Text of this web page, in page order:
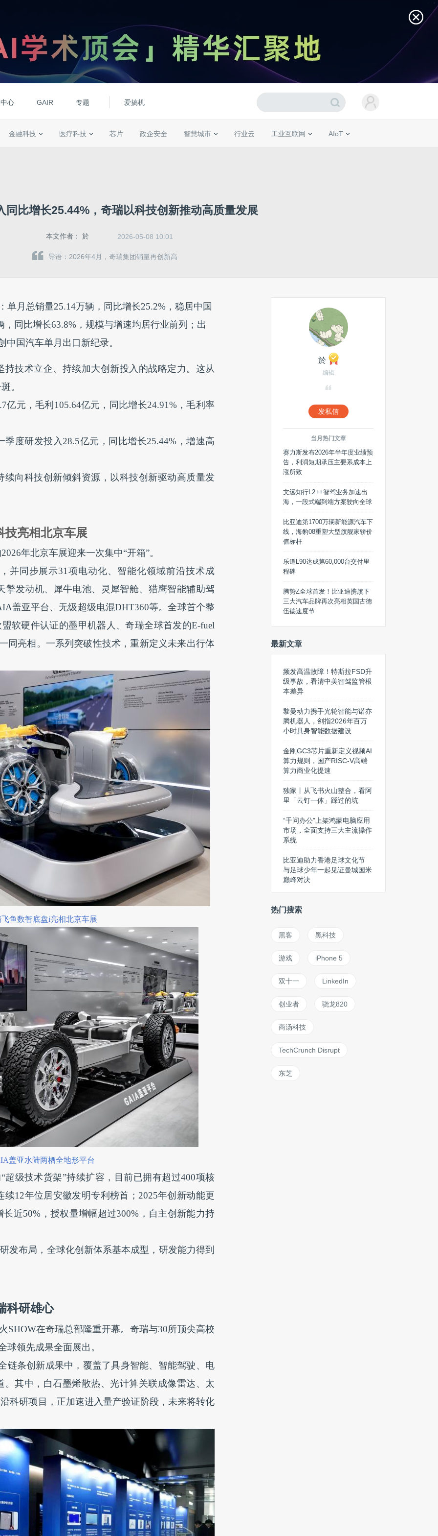
心 GAIR 专题 爱搞机
金融科技 医疗科技 芯片 政企安全 智慧城市 行业云 工业互联网 AIoT
同比增长25.44%，奇瑞以科技创新推动高质量发展
本文作者： 於 2026-05-08 10:01
导语：2026年4月，奇瑞集团销量再创新高
单月总销量25.14万辆，同比增长25.2%，稳居中国
同比增长63.8%，规模与增速均居行业前列；出
中国汽车单月出口新纪录。
技术立企、持续加大创新投入的战略定力。这从
。
亿元，毛利105.64亿元，同比增长24.91%，毛利率
度研发投入28.5亿元，同比增长25.44%，增速高
向科技创新倾斜资源，以科技创新驱动高质量发
技亮相北京车展
年北京车展迎来一次集中“开箱”。
并同步展示31项电动化、智能化领域前沿技术成
擎发动机、犀牛电池、灵犀智舱、猎鹰智能辅助驾
盖亚平台、无级超级电混DHT360等。全球首个整
软硬件认证的墨甲机器人、奇瑞全球首发的E-fuel
同亮相。一系列突破性技术，重新定义未来出行体
鱼数智底盘i亮相北京车展
盖亚水陆两栖全地形平台
级技术货架”持续扩容，目前已拥有超过400项核
12年位居安徽发明专利榜首；2025年创新动能更
近50%，授权量增幅超过300%，自主创新能力持
发布局，全球化创新体系基本成型，研发能力得到
科研雄心
SHOW在奇瑞总部隆重开幕。奇瑞与30所顶尖高校
球领先成果全面展出。
链条创新成果中，覆盖了具身智能、智能驾驶、电
其中，白石墨烯散热、光计算关联成像雷达、太
科研项目，正加速进入量产验证阶段，未来将转化
於
编辑
发私信
当月热门文章
赛力斯发布2026年半年度业绩预
告，利润短期承压主要系成本上
涨所致
文远知行L2++智驾业务加速出
海，一段式端到端方案驶向全球
比亚迪第1700万辆新能源汽车下
线，海豹08重塑大型旗舰家轿价
值标杆
乐道L90达成第60,000台交付里
程碑
腾势Z全球首发！比亚迪携旗下
三大汽车品牌再次亮相英国古德
伍德速度节
最新文章
频发高温故障！特斯拉FSD升
级事故，看清中美智驾监管根
本差异
黎曼动力携手光轮智能与诺亦
腾机器人，剑指2026年百万
小时具身智能数据建设
金刚GC3芯片重新定义视频AI
算力规则，国产RISC-V高端
算力商业化提速
独家丨从飞书火山整合，看阿
里「云钉一体」踩过的坑
“千问办公”上架鸿蒙电脑应用
市场，全面支持三大主流操作
系统
比亚迪助力香港足球文化节
与足球少年一起见证曼城国米
巅峰对决
热门搜索
黑客 黑科技
游戏 iPhone 5
双十一 LinkedIn
创业者 骁龙820
商汤科技
TechCrunch Disrupt
东芝